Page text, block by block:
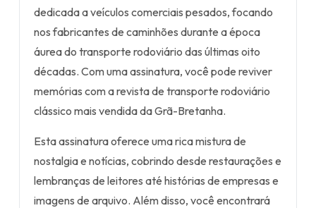
dedicada a veículos comerciais pesados, focando
nos fabricantes de caminhões durante a época
áurea do transporte rodoviário das últimas oito
décadas. Com uma assinatura, você pode reviver
memórias com a revista de transporte rodoviário
clássico mais vendida da Grã-Bretanha.
Esta assinatura oferece uma rica mistura de
nostalgia e notícias, cobrindo desde restaurações e
lembranças de leitores até histórias de empresas e
imagens de arquivo. Além disso, você encontrará